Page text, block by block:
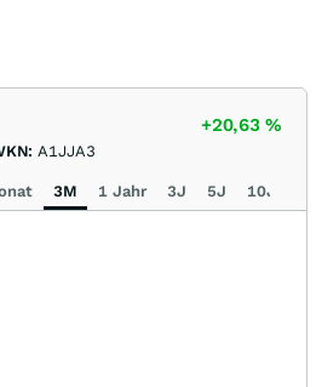
+20,63%
A1JJA3
3M 1 Jahr 3J 5J 10J